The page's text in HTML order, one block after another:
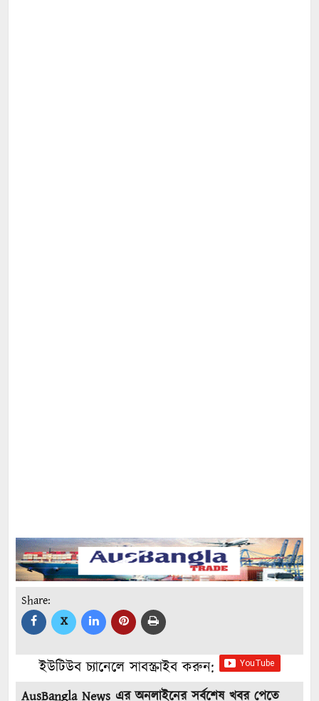
Share:
X
ইউটিউব চ্যানেলে সাবস্ক্রাইব করুন:
AusBangla News এর অনলাইনের সর্বশেষ খবর পেতে